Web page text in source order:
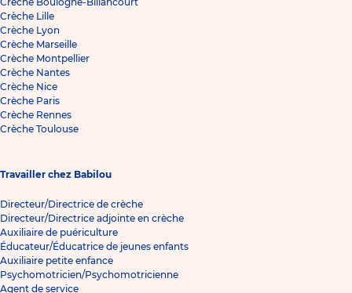
Crèche Lille
Crèche Lyon
Crèche Marseille
Crèche Montpellier
Crèche Nantes
Crèche Nice
Crèche Paris
Crèche Rennes
Crèche Toulouse
Travailler chez Babilou
Directeur/Directrice de crèche
Directeur/Directrice adjointe en crèche
Auxiliaire de puériculture
Éducateur/Éducatrice de jeunes enfants
Auxiliaire petite enfance
Psychomotricien/Psychomotricienne
Agent de service